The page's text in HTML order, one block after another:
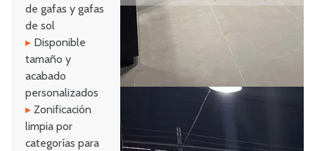
de gafas y gafas
de sol
▸ Disponible
tamaño y
acabado
personalizados
▸ Zonificación
limpia por
categorías para